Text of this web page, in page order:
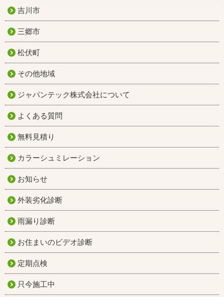
吉川市
三郷市
松伏町
その他地域
ジャパンテック株式会社について
よくある質問
無料見積り
カラーシュミレーション
お知らせ
外装劣化診断
雨漏り診断
お住まいのビデオ診断
定期点検
只今施工中